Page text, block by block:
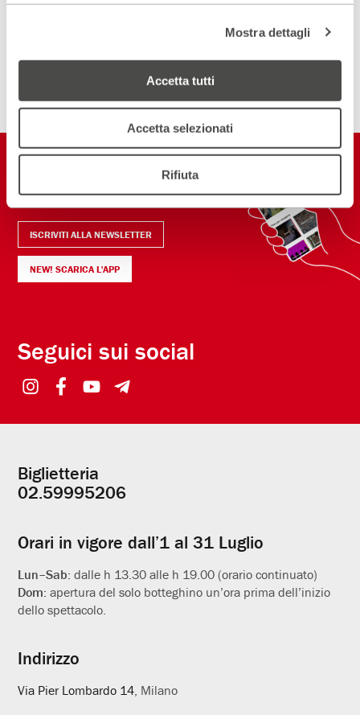
Mostra dettagli
Accetta tutti
Accetta selezionati
Rifiuta
DIVENTA PARTNER
Restiamo in
contatto
ISCRIVITI ALLA NEWSLETTER
NEW! SCARICA L'APP
Seguici sui social
Informazioni
utili
Biglietteria
02.59995206
Orari in vigore dall’1 al 31 Luglio
Lun–Sab:dalle h 13.30 alle h 19.00 (orario continuato)
Dom:apertura del solo botteghino un’ora prima dell’inizio
dello spettacolo.
Indirizzo
Via Pier Lombardo 14 , Milano